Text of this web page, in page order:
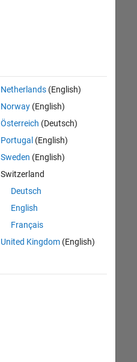
Netherlands(English)
Norway(English)
Österreich (Deutsch)
Portugal (English)
Sweden (English)
Switzerland
Deutsch
English
Français
United Kingdom(English)